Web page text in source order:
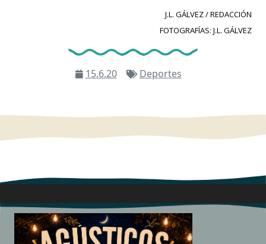
J.L. GÁLVEZ / REDACCIÓN
FOTOGRAFÍAS: J.L. GÁLVEZ
15.6.20 Deportes